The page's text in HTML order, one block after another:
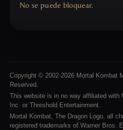
No se puede bloquear.
Copyright © 2002-2026 Mortal Kombat
Reserved.
This website is in no way affiliated with
Inc. or Threshold Entertainment.
Mortal Kombat, The Dragon Logo, all
registered trademarks of Warner Bros.